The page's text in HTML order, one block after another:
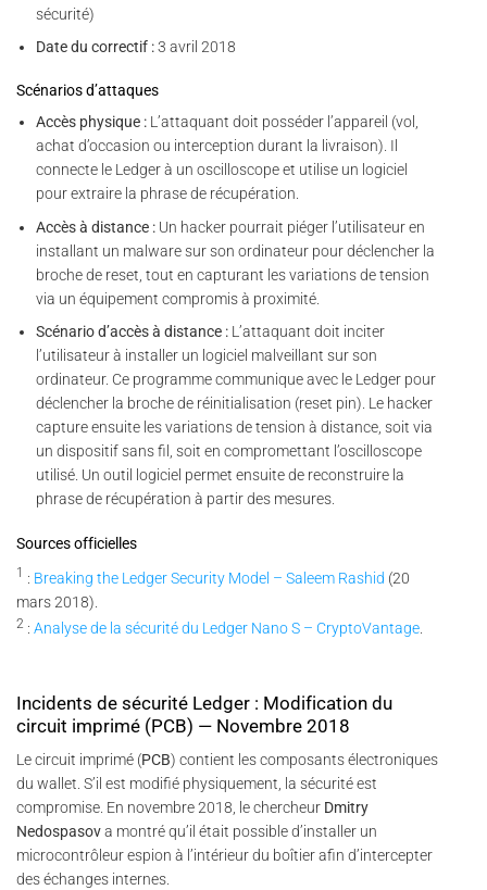
sécurité)
Date du correctif :3 avril 2018
Scénarios d’attaques
Accès physique : L’attaquant doit posséder l’appareil (vol,
achat d’occasion ou interception durant la livraison). Il
connecte le Ledger à un oscilloscope et utilise un logiciel
pour extraire la phrase de récupération.
Accès à distance : Un hacker pourrait piéger l’utilisateur en
installant un malware sur son ordinateur pour déclencher la
broche de reset, tout en capturant les variations de tension
via un équipement compromis à proximité.
Scénario d’accès à distance : L’attaquant doit inciter
l’utilisateur à installer un logiciel malveillant sur son
ordinateur. Ce programme communique avec le Ledger pour
déclencher la broche de réinitialisation (reset pin). Le hacker
capture ensuite les variations de tension à distance, soit via
un dispositif sans fil, soit en compromettant l’oscilloscope
utilisé. Un outil logiciel permet ensuite de reconstruire la
phrase de récupération à partir des mesures.
Sources officielles
1 : Breaking the Ledger Security Model – Saleem Rashid (20
mars 2018).
2 : Analyse de la sécurité du Ledger Nano S – CryptoVantage
Incidents de sécurité Ledger : Modification du
circuit imprimé (PCB) — Novembre 2018
Le circuit imprimé (PCB) contient les composants électroniques
du wallet. S’il est modifié physiquement, la sécurité est
compromise. En novembre 2018, le chercheur Dmitry
Nedospasova montré qu’il était possible d’installer un
microcontrôleur espion à l’intérieur du boîtier afin d’intercepter
des échanges internes.